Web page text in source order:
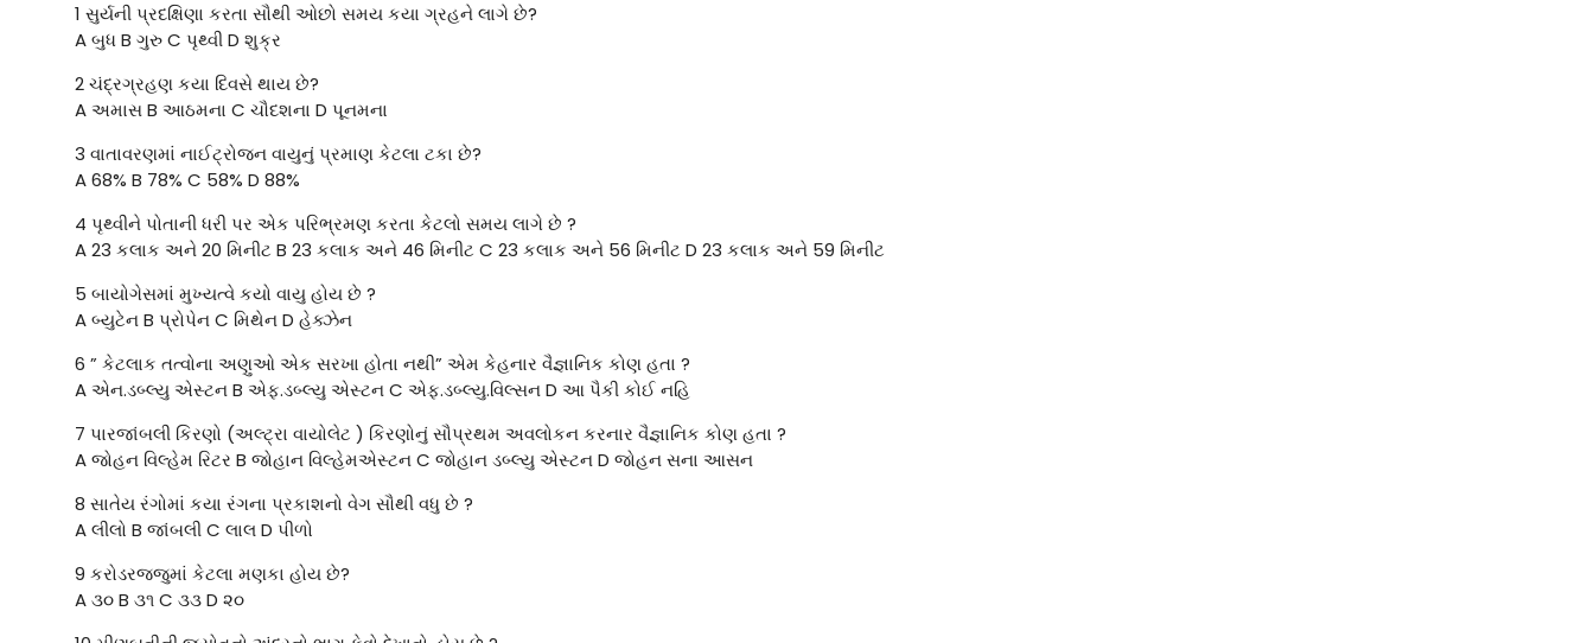
1 સુર્યની પ્રદક્ષિણા કરતા સૌથી ઓછો સમય કયા ગ્રહને લાગે છે?
A બુધ B ગુરુ C પૃથ્વી D શુક્ર
2 ચંદ્રગ્રહણ કયા દિવસે થાય છે?
A અમાસ B આઠમના C ચૌદશના D પૂનમના
3 વાતાવરણમાં નાઈટ્રોજન વાયુનું પ્રમાણ કેટલા ટકા છે?
A 68% B 78% C 58% D 88%
4 પૃથ્વીને પોતાની ધરી પર એક પરિભ્રમણ કરતા કેટલો સમય લાગે છે ?
A 23 કલાક અને 20 મિનીટ B 23 કલાક અને 46 મિનીટ C 23 કલાક અને 56 મિનીટ D 23 કલાક અને 59 મિનીટ
5 બાયોગેસમાં મુખ્યત્વે કયો વાયુ હોય છે ?
A બ્યુટેન B પ્રોપેન C મિથેન D હેક્ઝેન
6 ” કેટલાક તત્વોના અણુઓ એક સરખા હોતા નથી” એમ કેહનાર વૈજ્ઞાનિક કોણ હતા ?
A એન.ડબ્લ્યુ એસ્ટન B એફ.ડબ્લ્યુ એસ્ટન C એફ.ડબ્લ્યુ.વિલ્સન D આ પૈકી કોઈ નહિ
7 પારજાંબલી કિરણો (અલ્ટ્રા વાયોલેટ ) કિરણોનું સૌપ્રથમ અવલોકન કરનાર વૈજ્ઞાનિક કોણ હતા ?
A જોહન વિલ્હેમ રિટર B જોહાન વિલ્હેમએસ્ટન C જોહાન ડબ્લ્યુ એસ્ટન D જોહન સના આસન
8 સાતેય રંગોમાં કયા રંગના પ્રકાશનો વેગ સૌથી વધુ છે ?
A લીલો B જાંબલી C લાલ D પીળો
9 કરોડરજ્જુમાં કેટલા મણકા હોય છે?
A ૩૦ B ૩૧ C ૩૩ D ૨૦